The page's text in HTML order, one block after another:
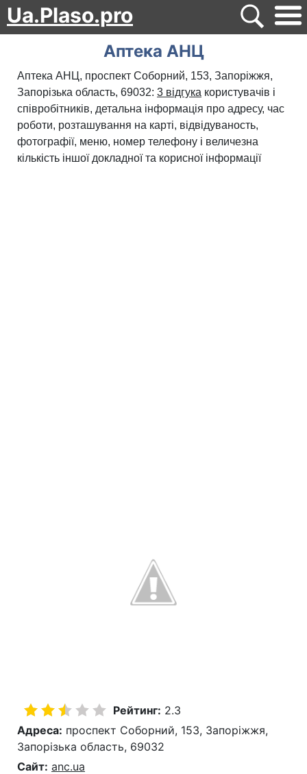
Ua.Plaso.pro
Аптека АНЦ
Аптека АНЦ, проспект Соборний, 153, Запоріжжя,
Запорізька область, 69032: 3 відгука користувачів і
співробітників, детальна інформація про адресу, час
роботи, розташування на карті, відвідуваность,
фотографії, меню, номер телефону і величезна
кількість іншої докладної та корисної інформації
Рейтинг: 2.3
Адреса: проспект Соборний, 153, Запоріжжя,
Запорізька область, 69032
Сайт: anc.ua